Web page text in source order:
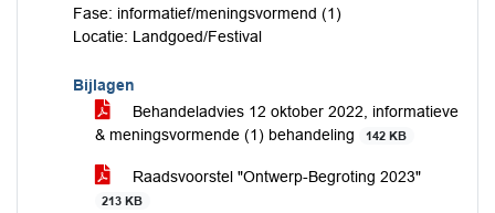
Fase: informatief/meningsvormend (1)
Locatie: Landgoed/Festival
Bijlagen
Behandeladvies 12 oktober 2022, informatieve
& meningsvormende (1) behandeling
142 KB
Raadsvoorstel "Ontwerp-Begroting 2023"
213 KB